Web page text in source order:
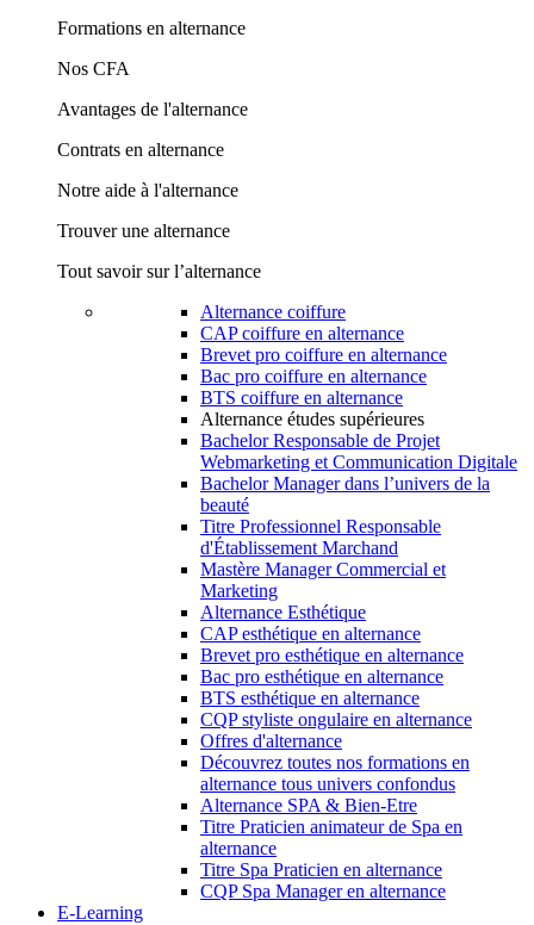
Formations en alternance
Nos CFA
Avantages de l'alternance
Contrats en alternance
Notre aide à l'alternance
Trouver une alternance
Tout savoir sur l’alternance
Alternance coiffure
CAP coiffure en alternance
Brevet pro coiffure en alternance
Bac pro coiffure en alternance
BTS coiffure en alternance
Alternance études supérieures
Bachelor Responsable de Projet
Webmarketing et Communication Digitale
Bachelor Manager dans l’univers de la
beauté
Titre Professionnel Responsable
d'Établissement Marchand
Mastère Manager Commercial et
Marketing
Alternance Esthétique
CAP esthétique en alternance
Brevet pro esthétique en alternance
Bac pro esthétique en alternance
BTS esthétique en alternance
CQP styliste ongulaire en alternance
Offres d'alternance
Découvrez toutes nos formations en
alternance tous univers confondus
Alternance SPA & Bien-Etre
Titre Praticien animateur de Spa en
alternance
Titre Spa Praticien en alternance
CQP Spa Manager en alternance
E-Learning